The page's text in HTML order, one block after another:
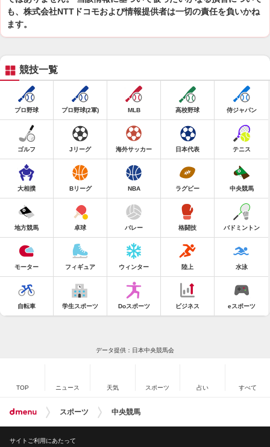
も、株式会社NTTドコモおよび情報提供者は一切の責任を負いかね
ます。
競技一覧
プロ野球 プロ野球(2軍) MLB 高校野球 侍ジャパン
ゴルフ Jリーグ 海外サッカー 日本代表 テニス
大相撲 Bリーグ NBA ラグビー 中央競馬
地方競馬 卓球 バレー 格闘技 バドミントン
モーター フィギュア ウィンター 陸上 水泳
自転車 学生スポーツ Doスポーツ ビジネス eスポーツ
データ提供：日本中央競馬会
TOP ニュース 天気 スポーツ 占い すべて
スポーツ 中央競馬
サイトご利用にあたって